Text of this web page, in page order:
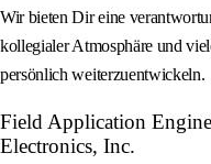
Wir bieten Dir eine
kollegialer Atmosphäre und
persönlich weiterzuentwickeln.
Field Application
Electronics, Inc.